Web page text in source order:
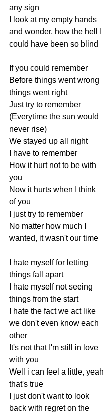
any sign
look at my empty hands
and wonder, how the hell
could have been so blind
If you could remember
Before things went wrong
things went right
Just try to remember
(Everytime the sun would
never rise)
We stayed up all
night
have to remember
How it hurt not to be with
you
Now it hurts when
think
of you
just try to remember
No matter how much
wanted, it wasn't our time
hate myself for letting
things fall
apart
hate myself not seeing
things from the start
hate the fact we act like
we don't even know each
other
It's not that I'm still in love
with you
Well
i can feel a little, yeah
that's true
just don't want to look
back with regret on the